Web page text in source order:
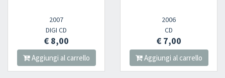
2007
DIGI CD
€ 8,00
Aggiungi al carrello
2006
CD
€ 7,00
Aggiungi al carrello